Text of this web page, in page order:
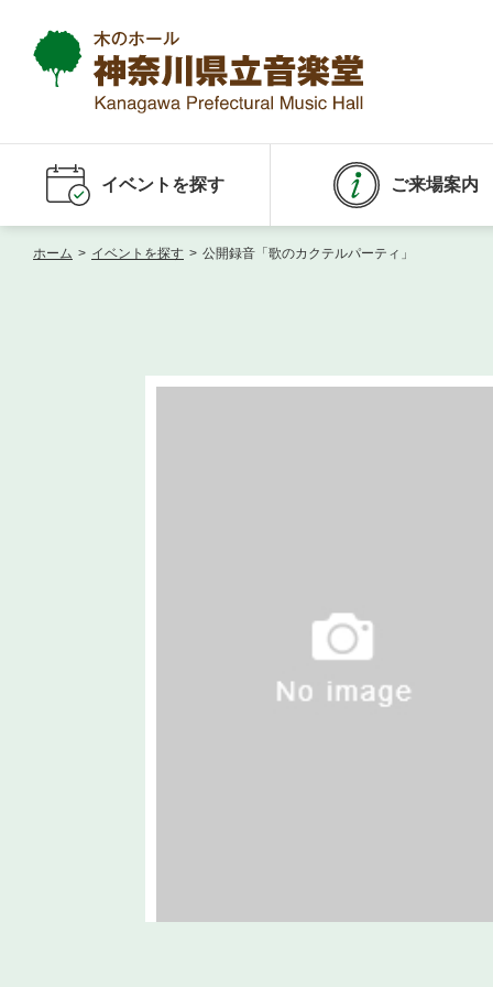
イベントを探す ご来場案内
ホーム > イベントを探す > 公開録音「歌のカクテルパーティ」